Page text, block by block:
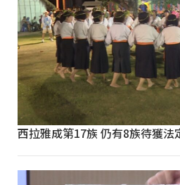
西拉雅成第17族 仍有8族待獲法